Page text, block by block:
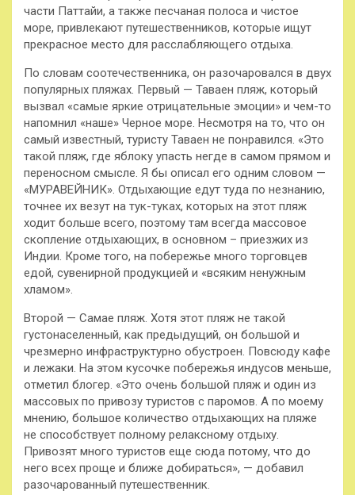
части Паттайи, а также песчаная полоса и чистое
море, привлекают путешественников, которые ищут
прекрасное место для расслабляющего отдыха.
По словам соотечественника, он разочаровался в двух
популярных пляжах. Первый — Таваен пляж, который
вызвал «самые яркие отрицательные эмоции» и чем-то
напомнил «наше» Черное море. Несмотря на то, что он
самый известный, туристу Таваен не понравился. «Это
такой пляж, где яблоку упасть негде в самом прямом и
переносном смысле. Я бы описал его одним словом —
«МУРАВЕЙНИК». Отдыхающие едут туда по незнанию,
точнее их везут на тук-туках, которых на этот пляж
ходит больше всего, поэтому там всегда массовое
скопление отдыхающих, в основном – приезжих из
Индии. Кроме того, на побережье много торговцев
едой, сувенирной продукцией и «всяким ненужным
хламом».
Второй — Самае пляж. Хотя этот пляж не такой
густонаселенный, как предыдущий, он большой и
чрезмерно инфраструктурно обустроен. Повсюду кафе
и лежаки. На этом кусочке побережья индусов меньше,
отметил блогер. «Это очень большой пляж и один из
массовых по привозу туристов с паромов. А по моему
мнению, большое количество отдыхающих на пляже
не способствует полному релаксному отдыху.
Привозят много туристов еще сюда потому, что до
него всех проще и ближе добираться», — добавил
разочарованный путешественник.